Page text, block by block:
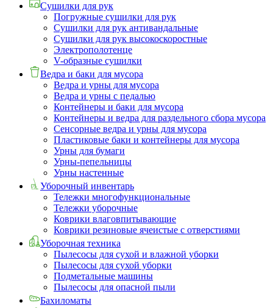
Сушилки для рук
Погружные сушилки для рук
Сушилки для рук антивандальные
Сушилки для рук высокоскоростные
Электрополотенце
V-образные сушилки
Ведра и баки для мусора
Ведра и урны для мусора
Ведра и урны с педалью
Контейнеры и баки для мусора
Контейнеры и ведра для раздельного сбора мусора
Сенсорные ведра и урны для мусора
Пластиковые баки и контейнеры для мусора
Урны для бумаги
Урны-пепельницы
Урны настенные
Уборочный инвентарь
Тележки многофункциональные
Тележки уборочные
Коврики влаговпитывающие
Коврики резиновые ячеистые с отверстиями
Уборочная техника
Пылесосы для сухой и влажной уборки
Пылесосы для сухой уборки
Подметальные машины
Пылесосы для опасной пыли
Бахиломаты